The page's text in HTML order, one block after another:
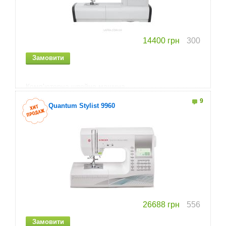
14400 грн 300
Комп'ютерна швейна машина
80 швейних операцій
4 види петель
Горизонтальний човник
Singer Quantum Stylist 9960
9
26688 грн 556